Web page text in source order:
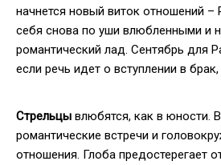
начнется новый виток отношений –
себя снова по уши влюбленными и
романтический лад. Сентябрь для
если речь идет о вступлении в
Стрельцы влюбятся, как в юности.
романтические встречи и
отношения. Глоба предостерегает